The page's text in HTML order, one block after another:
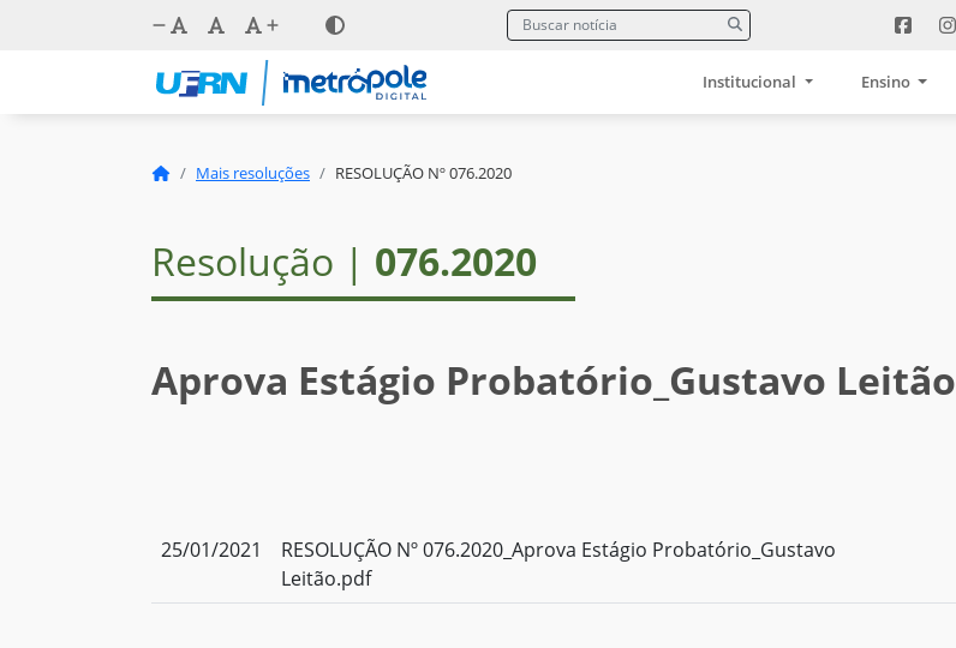
Institucional Ensino
Mais resoluções RESOLUÇÃO Nº 076.2020
Resolução | 076.2020
Aprova Estágio Probatório_Gustavo Leitão
25/01/2021
RESOLUÇÃO Nº 076.2020_Aprova Estágio Probatório_Gustavo
Leitão.pdf